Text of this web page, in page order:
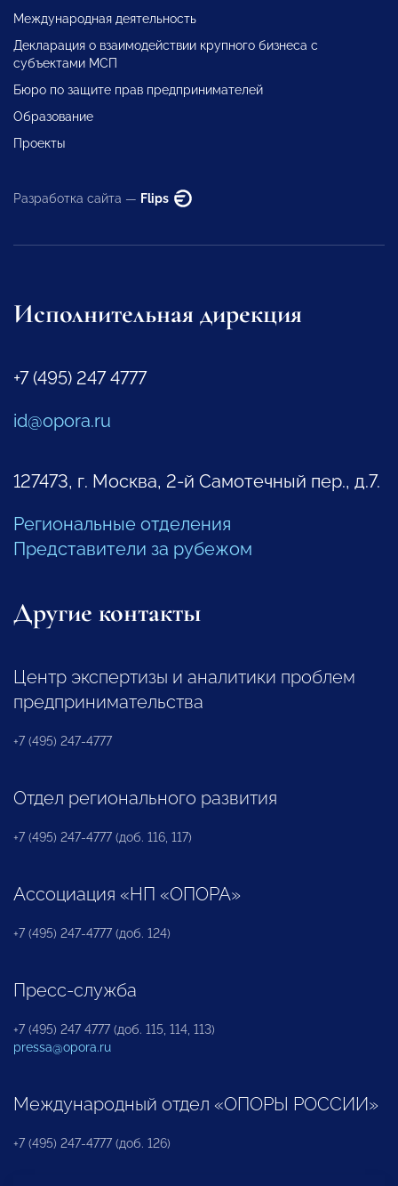
Международная деятельность
Декларация о взаимодействии крупного бизнеса с
субъектами МСП
Бюро по защите прав предпринимателей
Образование
Проекты
Разработка сайта — Flips
Исполнительная дирекция
+7 (495) 247 4777
id@opora.ru
127473, г. Москва, 2-й Самотечный пер., д.7.
Региональные отделения
Представители за рубежом
Другие контакты
Центр экспертизы и аналитики проблем
предпринимательства
+7 (495) 247-4777
Отдел регионального развития
+7 (495) 247-4777 (доб. 116, 117)
Ассоциация «НП «ОПОРА»
+7 (495) 247-4777 (доб. 124)
Пресс-служба
+7 (495) 247 4777 (доб. 115, 114, 113)
pressa@opora.ru
Международный отдел «ОПОРЫ РОССИИ»
+7 (495) 247-4777 (доб. 126)